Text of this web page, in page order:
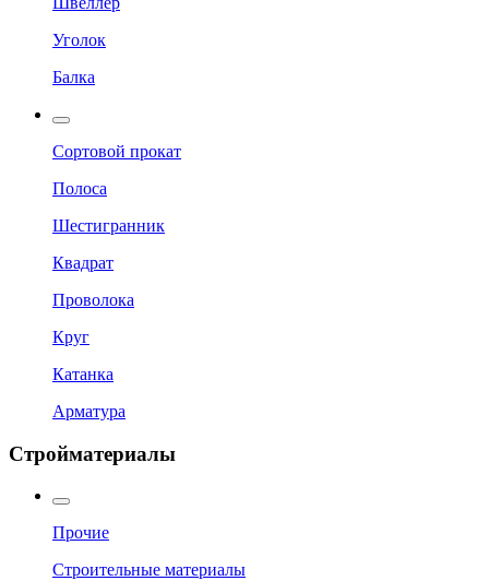
Уголок
Балка
Сортовой прокат
Полоса
Шестигранник
Квадрат
Проволока
Круг
Катанка
Арматура
Стройматериалы
Прочие
Строительные материалы